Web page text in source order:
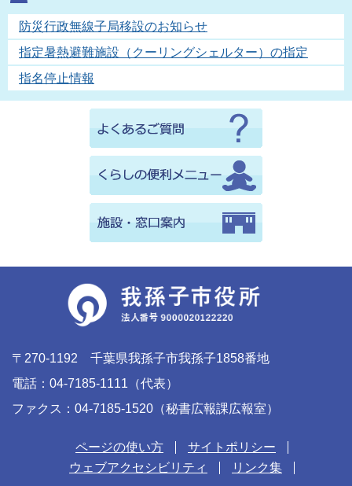
防災行政無線子局移設のお知らせ
指定暑熱避難施設（クーリングシェルター）の指定
指名停止情報
〒270-1192 千葉県我孫子市我孫子1858番地
電話：04-7185-1111（代表）
ファクス：04-7185-1520（秘書広報課広報室）
ページの使い方
サイトポリシー
ウェブアクセシビリティ
リンク集